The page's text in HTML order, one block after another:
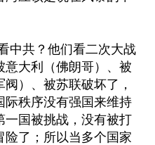
中共？他们看二次大战
大利（佛朗哥）、被
）、被苏联破坏了，
际秩序没有强国来维持
一国被挑战，没有被打
险了；所以当多个国家